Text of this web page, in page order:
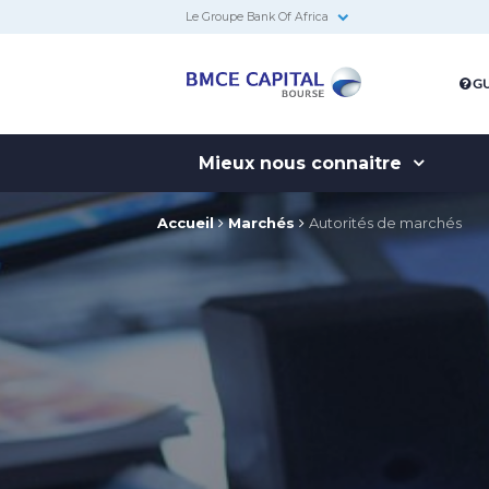
Le Groupe Bank Of Africa
Bourse
Mieux nous connaitre
Accueil Marchés Autorités de marchés